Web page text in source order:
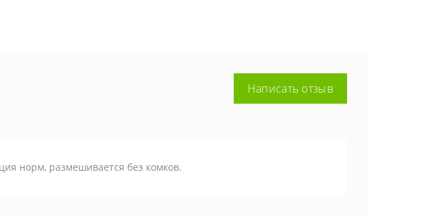
Написать отзыв
норм, размешивается без комков.